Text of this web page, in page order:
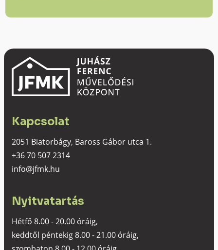
Kapcsolat
2051 Biatorbágy, Baross Gábor utca 1.
+36 70 507 2314
info@jfmk.hu
Nyitvatartás
Hétfő 8.00 - 20.00 óráig,
keddtől péntekig 8.00 - 21.00 óráig,